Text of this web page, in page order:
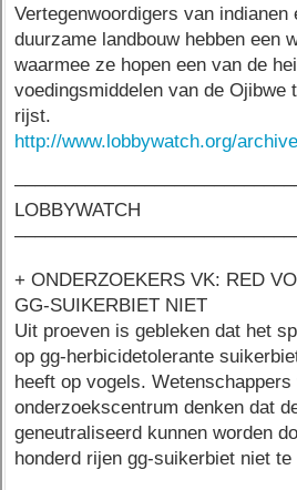
Vertegenwoordigers van
duurzame landbouw hebben een
waarmee ze hopen een van de
voedingsmiddelen van de Ojibwe
rijst.
http://www.lobbywatch.org/
LOBBYWATCH
+ ONDERZOEKERS VK: RED
GG-SUIKERBIET NIET
Uit proeven is gebleken dat het
op gg-herbicidetolerante
heeft op vogels.
onderzoekscentrum denken dat
geneutraliseerd kunnen worden
honderd rijen gg-suikerbiet niet te